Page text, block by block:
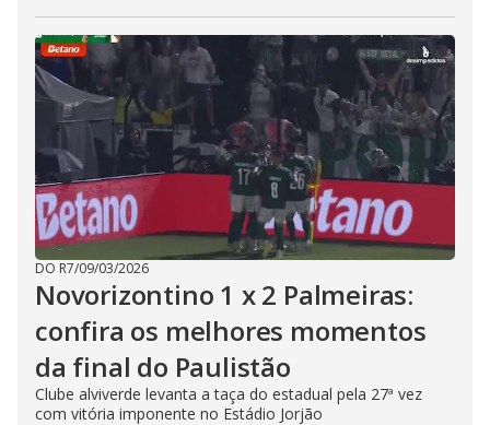
DO R7/09/03/2026
Novorizontino 1 x 2 Palmeiras:
confira os melhores momentos
da final do Paulistão
Clube alviverde levanta a taça do estadual pela 27ª vez
com vitória imponente no Estádio Jorjão